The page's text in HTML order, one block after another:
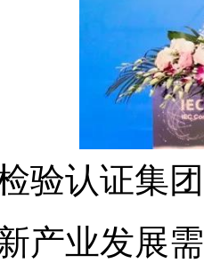
认证集团
产业发展